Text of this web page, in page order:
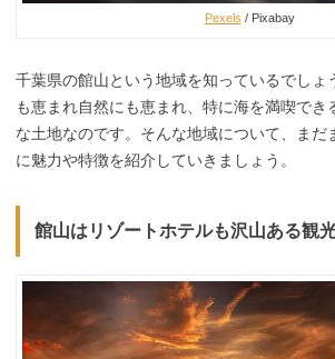
Pexels / Pixabay
千葉県の館山という地域を知っているでしょ
も恵まれ自然にも恵まれ、特に海を満喫でき
な土地なのです。そんな地域について、まだ
に魅力や特徴を紹介していきましょう。
館山はリゾートホテルも沢山ある観光